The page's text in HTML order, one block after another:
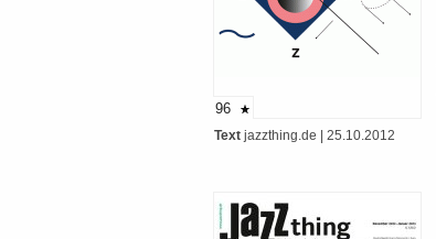
96
Text jazzthing.de | 25.10.2012